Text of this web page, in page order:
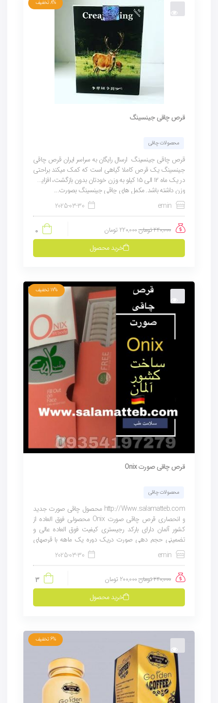
8% تخفیف
قرص چاقی جینسینگ
محصولات چاقی
قرص چاقی جینسینگ ارسال رایگان به سراسر ایران قرص چاقی
جینسینگ یک قرص کاملا گیاهی است که کمک میکند براحتی
در یک ماه ۱۲ الی ۱۵ کیلو به وزن خودتان بدون بازگشت، افزایش
وزن داشته باشد. مکمل های چاقی جینسینگ بصورت...
emin
2025-03-30
240,000تومان220,000 تومان
0
خرید محصول
17% تخفیف
قرص چاقی صورت Onix
محصولات چاقی
http://Www.salamatteb.com محصول چاقی صورت جدید
و انحصاری قرص چاقی صورت Onix محصولی فوق العاده از
کشور آلمان دارای بارکد رجیستری کیفیت فوق العاده عالی و
تضمینی حجم دهی صورت دریک دوره یک ماهه با قرصهای
چاقی onx برای همیشه صورتی... emin
2025-03-30
240,000تومان200,000 تومان
3
خرید محصول
6% تخفیف